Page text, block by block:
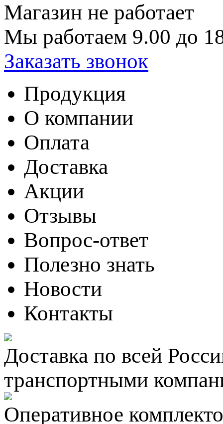
Магазин не работает
Мы работаем 9.00 до
Заказать звонок
Продукция
О компании
Оплата
Доставка
Акции
Отзывы
Вопрос-ответ
Полезно знать
Новости
Контакты
Доставка по всей
транспортными
Оперативное